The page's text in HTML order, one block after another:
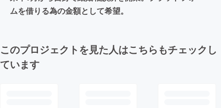
ムを借りる為の金額として希望。
このプロジェクトを見た人はこちらもチェックし
ています